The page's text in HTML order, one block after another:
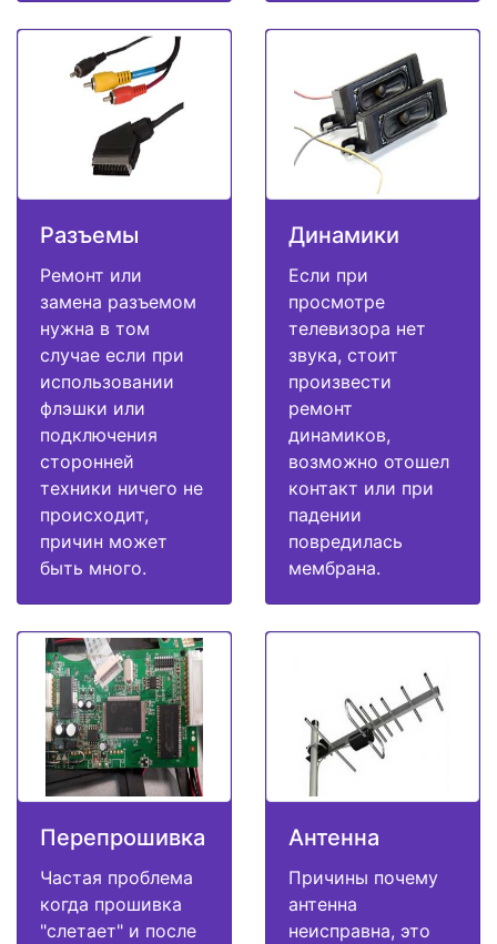
Разъемы
Ремонт или
замена разъемом
нужна в том
случае если при
использовании
флэшки или
подключения
сторонней
техники ничего не
происходит,
причин может
быть много.
Динамики
Если при
просмотре
телевизора нет
звука, стоит
произвести
ремонт
динамиков,
возможно отошел
контакт или при
падении
повредилась
мембрана.
Перепрошивка
Частая проблема
когда прошивка
"слетает" и после
Антенна
Причины почему
антенна
неисправна, это